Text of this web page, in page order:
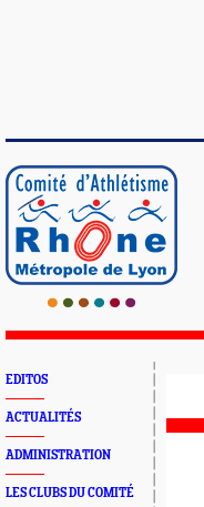
EDITOS
ACTUALITÉS
ADMINISTRATION
LES CLUBS DU COMITÉ